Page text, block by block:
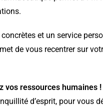
et un service
de vous recentrer sur
vos ressources humaines !
d’esprit, pour vous